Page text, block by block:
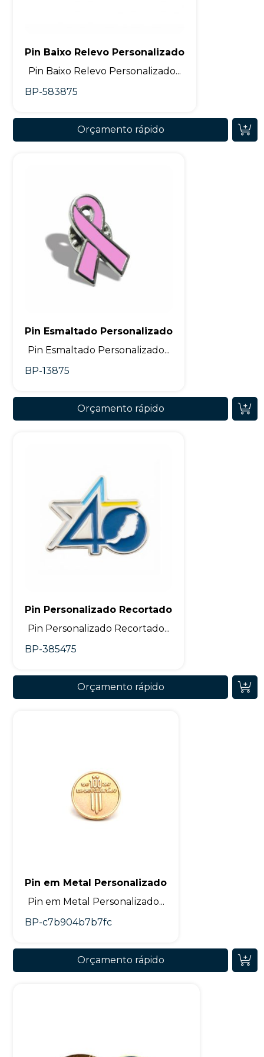
Pin Baixo Relevo Personalizado
Pin Baixo Relevo Personalizado...
BP-583875
Orçamento rápido
Pin Esmaltado Personalizado
Pin Esmaltado Personalizado...
BP-13875
Orçamento rápido
Pin Personalizado Recortado
Pin Personalizado Recortado...
BP-385475
Orçamento rápido
Pin em Metal Personalizado
Pin em Metal Personalizado...
BP-c7b904b7b7fc
Orçamento rápido